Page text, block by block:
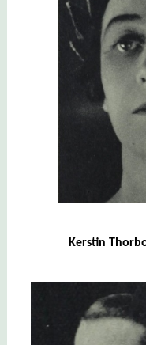
Kerstin